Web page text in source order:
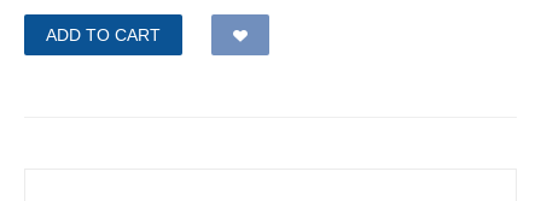
ADD TO CART